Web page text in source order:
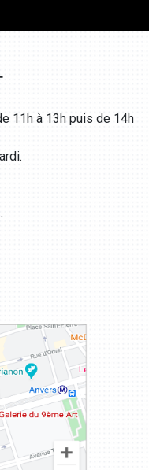
11h à 13h puis de 14h